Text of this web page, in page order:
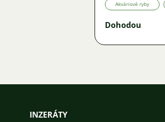
Akváriové ryby
Dohodou
INZERÁTY